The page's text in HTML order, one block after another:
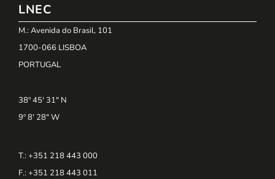
LNEC
M.: Avenida do Brasil, 101
1700-066 LISBOA
PORTUGAL
38º 45' 31" N
9º 8' 28" W
T.: +351 218 443 000
F.: +351 218 443 011